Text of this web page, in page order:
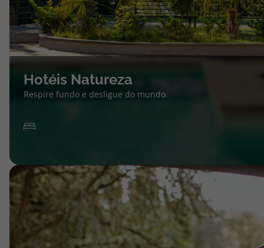
Hotéis Natureza
Respire fundo e desligue do mundo.